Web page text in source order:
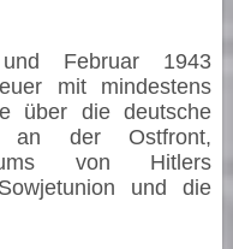
Februar 1943
mit mindestens
über die deutsche
an der Ostfront,
von Hitlers
und die